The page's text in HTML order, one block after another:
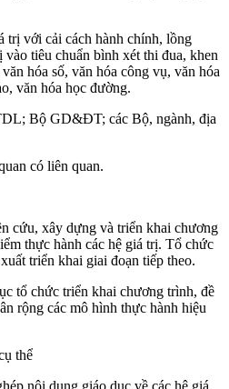
trị với cải cách hành chính, lồng
vào tiêu chuẩn bình xét thi đua, khen
hóa số, văn hóa công vụ, văn hóa
văn hóa học đường.
Bộ GD&ĐT; các Bộ, ngành, địa
có liên quan.
cứu, xây dựng và triển khai chương
thực hành các hệ giá trị. Tổ chức
triển khai giai đoạn tiếp theo.
tổ chức triển khai chương trình, đề
rộng các mô hình thực hành hiệu
thể
nội dung giáo dục về các hệ giá